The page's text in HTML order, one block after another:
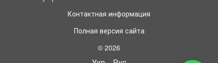
Контактная информация
Полная версия сайта
© 2026